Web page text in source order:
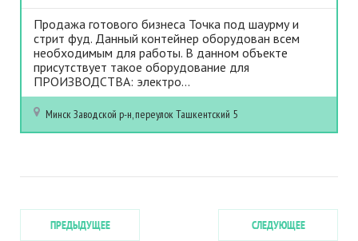
Продажа готового бизнеса Точка под шаурму и
стрит фуд. Данный контейнер оборудован всем
необходимым для работы. В данном объекте
присутствует такое оборудование для
ПРОИЗВОДСТВА: электро...
МинскЗаводской р-н, переулок Ташкентский 5
ПРЕДЫДУЩЕЕ СЛЕДУЮЩЕЕ